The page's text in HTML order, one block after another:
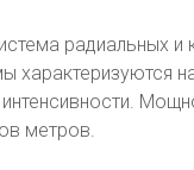
радиальных
характеризуются
метров.